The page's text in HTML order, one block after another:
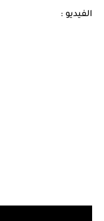
الفيديو :